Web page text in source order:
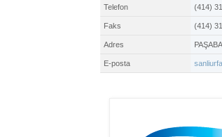
Telefon (414)
Faks (414)
Adres
E-posta